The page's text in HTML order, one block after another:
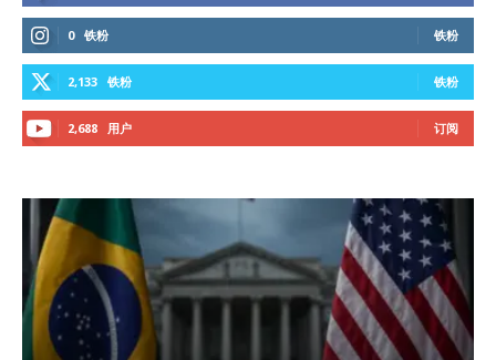
0 铁粉 铁粉
2,133 铁粉 铁粉
2,688 用户 订阅